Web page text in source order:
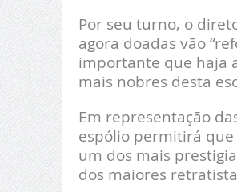
Por seu turno, o
agora doadas vão
importante que haja
mais nobres desta
Em representação
espólio permitirá que
um dos mais
dos maiores